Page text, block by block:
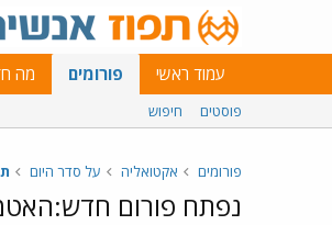
עמוד ראשי פורומים מה
פוסטים חיפוש
פורומים אקטואליה על סדר היום
נפתח פורום